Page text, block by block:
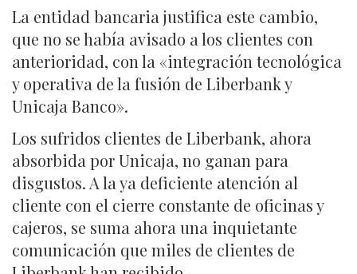
La entidad bancaria justifica este cambio,
que no se había avisado a los clientes con
anterioridad, con la «integración tecnológica
y operativa de la fusión de Liberbank y
Unicaja Banco».
Los sufridos clientes de Liberbank, ahora
absorbida por Unicaja, no ganan para
disgustos. A la ya deficiente atención al
cliente con el cierre constante de oficinas y
cajeros, se suma ahora una inquietante
comunicación que miles de clientes de